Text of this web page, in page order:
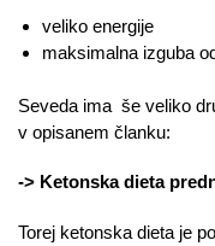
veliko energije
maksimalna izguba
Seveda ima še veliko
v opisanem članku:
-> Ketonska dieta
Torej ketonska dieta je